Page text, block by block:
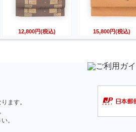
12,800円(税込) 15,800円(税込)
ます。
。